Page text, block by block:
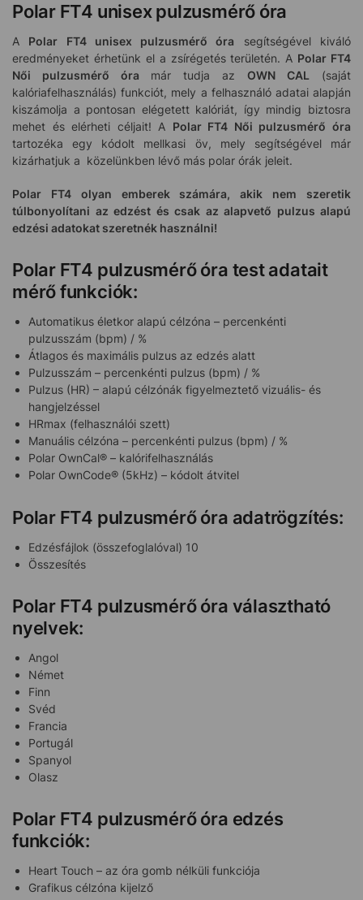
Polar FT4 unisex pulzusmérő óra
A Polar FT4 unisex pulzusmérő óra segítségével kiváló
eredményeket érhetünk el a zsírégetés területén. A Polar FT4
Női pulzusmérő óra már tudja az OWN CAL (saját
kalóriafelhasználás) funkciót, mely a felhasználó adatai alapján
kiszámolja a pontosan elégetett kalóriát, így mindig biztosra
mehet és elérheti céljait! A Polar FT4 Női pulzusmérő óra
tartozéka egy kódolt mellkasi öv, mely segítségével már
kizárhatjuk a közelünkben lévő más polar órák jeleit.
Polar FT4 olyan emberek számára, akik nem szeretik
túlbonyolítani az edzést és csak az alapvető pulzus alapú
edzési adatokat szeretnék használni!
Polar FT4 pulzusmérő óra test adatait
mérő funkciók:
Automatikus életkor alapú célzóna – percenkénti
pulzusszám (bpm) / %
Átlagos és maximális pulzus az edzés alatt
Pulzusszám – percenkénti pulzus (bpm) / %
Pulzus (HR) – alapú célzónák figyelmeztető vizuális- és
hangjelzéssel
HRmax (felhasználói szett)
Manuális célzóna – percenkénti pulzus (bpm) / %
Polar OwnCal® – kalórifelhasználás
Polar OwnCode® (5kHz) – kódolt átvitel
Polar FT4 pulzusmérő óra adatrögzítés:
Edzésfájlok (összefoglalóval) 10
Összesítés
Polar FT4 pulzusmérő óra választható
nyelvek:
Angol
Német
Finn
Svéd
Francia
Portugál
Spanyol
Olasz
Polar FT4 pulzusmérő óra edzés
funkciók:
Heart Touch – az óra gomb nélküli funkciója
Grafikus célzóna kijelző